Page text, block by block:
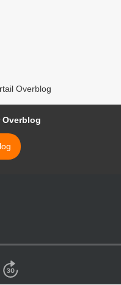
Overblog
Overblog